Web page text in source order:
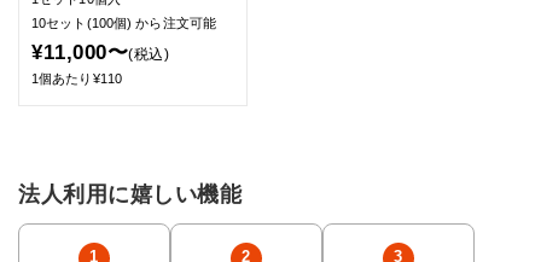
10セット(100個)から注文可能
¥11,000〜(税込)
1個あたり¥110
法人利用に嬉しい機能